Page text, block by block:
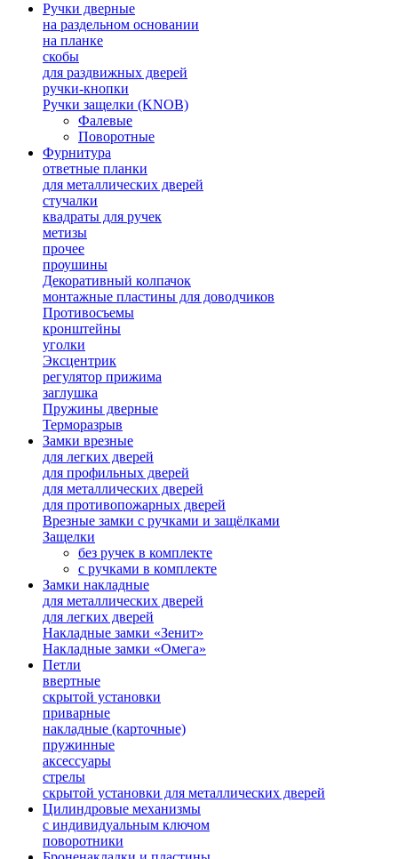
Ручки дверные
на раздельном основании
на планке
скобы
для раздвижных дверей
ручки-кнопки
Ручки защелки (KNOB)
Фалевые
Поворотные
Фурнитура
ответные планки
для металлических дверей
стучалки
квадраты для ручек
метизы
прочее
проушины
Декоративный колпачок
монтажные пластины для доводчиков
Противосъемы
кронштейны
уголки
Эксцентрик
регулятор прижима
заглушка
Пружины дверные
Терморазрыв
Замки врезные
для легких дверей
для профильных дверей
для металлических дверей
для противопожарных дверей
Врезные замки с ручками и защёлками
Защелки
без ручек в комплекте
с ручками в комплекте
Замки накладные
для металлических дверей
для легких дверей
Накладные замки «Зенит»
Накладные замки «Омега»
Петли
ввертные
скрытой установки
приварные
накладные (карточные)
пружинные
аксессуары
стрелы
скрытой установки для металлических дверей
Цилиндровые механизмы
с индивидуальным ключом
поворотники